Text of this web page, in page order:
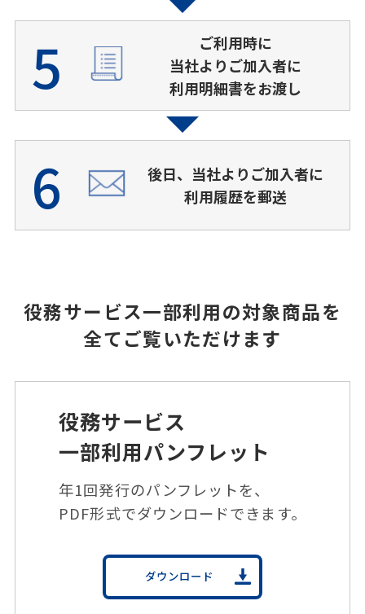
5
ご利⽤時に
当社よりご加⼊者に
利⽤明細書をお渡し
6
後⽇、当社よりご加⼊者に
利⽤履歴を郵送
役務サービス⼀部利⽤の対象商品を
全てご覧いただけます
役務サービス
⼀部利⽤パンフレット
年1回発⾏のパンフレットを、
PDF形式でダウンロードできます。
ダウンロード